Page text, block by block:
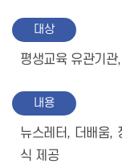
대상
평생교육 유관기
내용
뉴스레터, 더배움,
식 제공